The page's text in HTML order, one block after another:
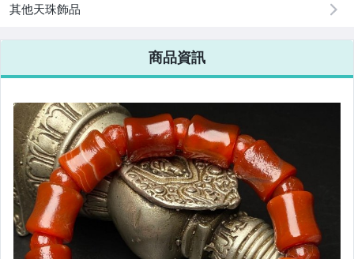
其他天珠飾品
商品資訊